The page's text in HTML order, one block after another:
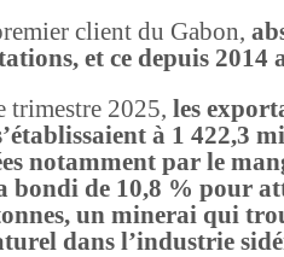
client du Gabon,
et ce depuis 2014
trimestre 2025, les
à 1 422,3
notamment par le
bondi de 10,8 % pour
un minerai qui
dans l’industrie